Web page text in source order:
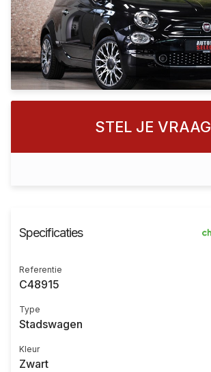
STEL JE VRAAG
Specificaties
Referentie
C48915
Type
Stadswagen
Kleur
Zwart